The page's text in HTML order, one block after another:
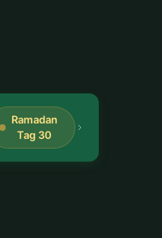
Ramadan
Tag 30